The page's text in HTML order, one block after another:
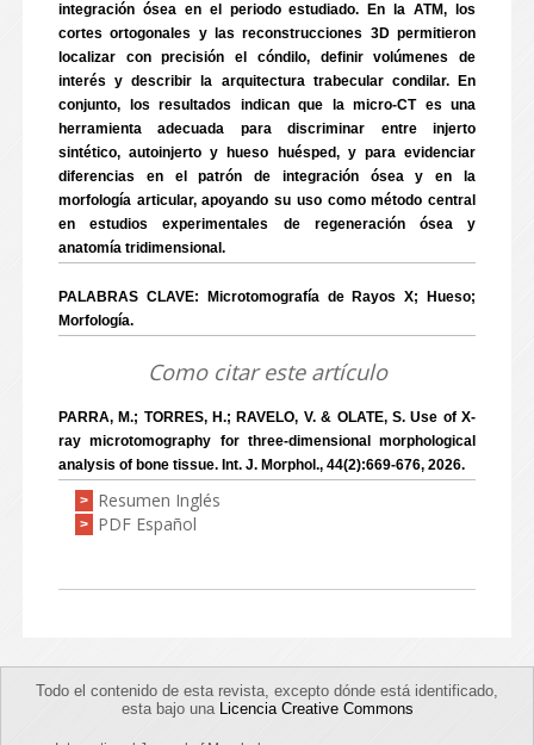
integración ósea en el periodo estudiado. En la ATM, los
cortes ortogonales y las reconstrucciones 3D permitieron
localizar con precisión el cóndilo, definir volúmenes de
interés y describir la arquitectura trabecular condilar. En
conjunto, los resultados indican que la micro-CT es una
herramienta adecuada para discriminar entre injerto
sintético, autoinjerto y hueso huésped, y para evidenciar
diferencias en el patrón de integración ósea y en la
morfología articular, apoyando su uso como método central
en estudios experimentales de regeneración ósea y
anatomía tridimensional.
PALABRAS CLAVE: Microtomografía de Rayos X; Hueso;
Morfología.
Como citar este artículo
PARRA, M.; TORRES, H.; RAVELO, V. & OLATE, S. Use of X-
ray microtomography for three-dimensional morphological
analysis of bone tissue. Int. J. Morphol., 44(2):669-676, 2026.
> Resumen Inglés
> PDF Español
Todo el contenido de esta revista, excepto dónde está identificado,
esta bajo una Licencia Creative Commons